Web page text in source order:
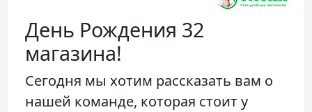
День Рождения 32
магазина!
Сегодня мы хотим рассказать вам о
нашей команде, которая стоит у